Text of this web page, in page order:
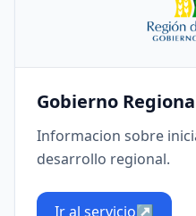
Gobierno
Informacion sobre
desarrollo regional.
Ir al servicio↗